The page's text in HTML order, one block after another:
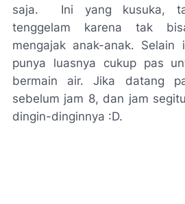
saja.
Ini yang kusuka,
tenggelam karena tak
mengajak anak-anak.
punya luasnya cukup pas
bermain air. Jika datang
sebelum jam 8, dan jam
dingin-dinginnya :D.